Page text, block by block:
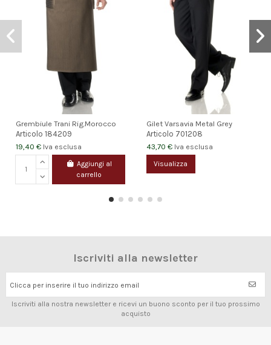
Grembiule Trani Rig.Morocco
Articolo184209
19,40 € Iva esclusa
Aggiungi al
carrello
Gilet Varsavia Metal Grey
Articolo 701208
43,70 € Iva esclusa
Visualizza
Iscriviti alla newsletter
Clicca per inserire il tuo indirizzo email
Iscriviti alla nostra newsletter e ricevi un buono sconto per il tuo prossimo
acquisto